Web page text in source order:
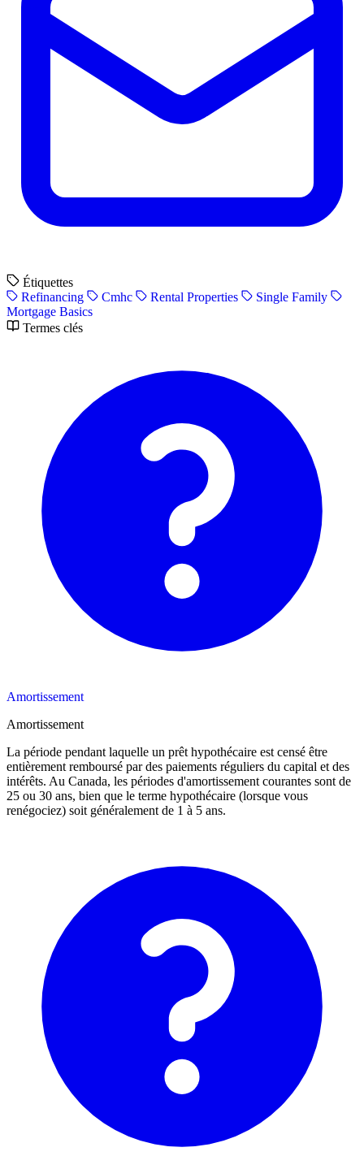
Étiquettes
Refinancing
Cmhc Rental Properties
Single Family
Mortgage Basics
Termes clés
Amortissement
Amortissement
La période pendant laquelle un prêt hypothécaire est censé être
entièrement remboursé par des paiements réguliers du capital et des
intérêts. Au Canada, les périodes d'amortissement courantes sont de
25 ou 30 ans, bien que le terme hypothécaire (lorsque vous
renégociez) soit généralement de 1 à 5 ans.